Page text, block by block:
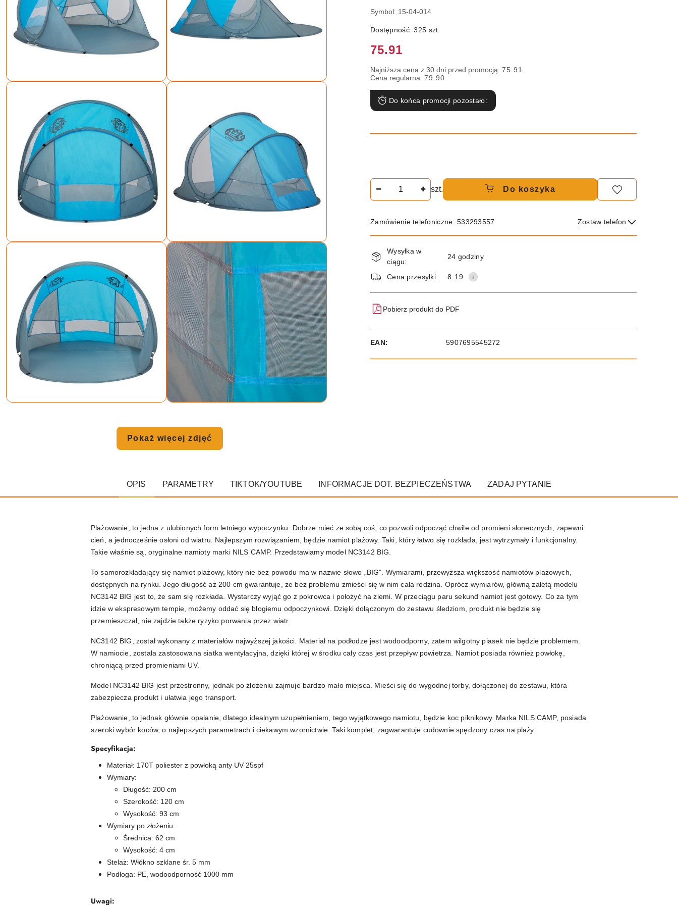
Pokaż więcej zdjęć
Symbol: 15-04-014
Dostępność:325 szt.
Cena:
75.91
Najniższa cena z 30 dni przed promocją: 75.91
Cena regularna: 79.90
Do końca promocji pozostało:
szt. Do koszyka
Zamówienie telefoniczne: 533293557 Zostaw telefon
Wyślij
Dostępność
i
dostawa
Wysyłka w
ciągu:
24 godziny
Cena przesyłki: 8.19
Pobierz produkt do PDF
EAN: 5907695545272
OPIS PARAMETRY TIKTOK/YOUTUBE INFORMACJE DOT. BEZPIECZEŃSTWA ZADAJ PYTANIE
Plażowanie, to jedna z ulubionych form letniego wypoczynku. Dobrze mieć ze sobą coś, co pozwoli odpocząć chwile od promieni słonecznych, zapewni
cień, a jednocześnie osłoni od wiatru. Najlepszym rozwiązaniem, będzie namiot plażowy. Taki, który łatwo się rozkłada, jest wytrzymały i funkcjonalny.
Takie właśnie są, oryginalne namioty marki NILS CAMP. Przedstawiamy model NC3142 BIG.
To samorozkładający się namiot plażowy, który nie bez powodu ma w nazwie słowo „BIG". Wymiarami, przewyższa większość namiotów plażowych,
dostępnych na rynku. Jego długość aż 200 cm gwarantuje, że bez problemu zmieści się w nim cała rodzina. Oprócz wymiarów, główną zaletą modelu
NC3142 BIG jest to, że sam się rozkłada. Wystarczy wyjąć go z pokrowca i położyć na ziemi. W przeciągu paru sekund namiot jest gotowy. Co za tym
idzie w ekspresowym tempie, możemy oddać się błogiemu odpoczynkowi. Dzięki dołączonym do zestawu śledziom, produkt nie będzie się
przemieszczał, nie zajdzie także ryzyko porwania przez wiatr.
NC3142 BIG, został wykonany z materiałów najwyższej jakości. Materiał na podłodze jest wodoodporny, zatem wilgotny piasek nie będzie problemem.
W namiocie, została zastosowana siatka wentylacyjna, dzięki której w środku cały czas jest przepływ powietrza. Namiot posiada również powłokę,
chroniącą przed promieniami UV.
Model NC3142 BIG jest przestronny, jednak po złożeniu zajmuje bardzo mało miejsca. Mieści się do wygodnej torby, dołączonej do zestawu, która
zabezpiecza produkt i ułatwia jego transport.
Plażowanie, to jednak głównie opalanie, dlatego idealnym uzupełnieniem, tego wyjątkowego namiotu, będzie koc piknikowy. Marka NILS CAMP, posiada
szeroki wybór koców, o najlepszych parametrach i ciekawym wzornictwie. Taki komplet, zagwarantuje cudownie spędzony czas na plaży.
Specyfikacja:
Materiał: 170T poliester z powłoką anty UV 25spf
Wymiary:
Długość: 200 cm
Szerokość: 120 cm
Wysokość: 93 cm
Wymiary po złożeniu:
Średnica: 62 cm
Wysokość: 4 cm
Stelaż: Włókno szklane śr. 5 mm
Podłoga: PE, wodoodporność 1000 mm
Uwagi: